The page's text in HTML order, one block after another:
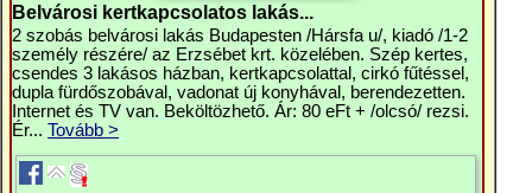
Belvárosi kertkapcsolatos lakás...
2 szobás belvárosi lakás Budapesten /Hársfa u/, kiadó /1-2
személy részére/ az Erzsébet krt. közelében. Szép kertes,
csendes 3 lakásos házban, kertkapcsolattal, cirkó fűtéssel,
dupla fürdőszobával, vadonat új konyhával, berendezetten.
Internet és TV van. Beköltözhető. Ár: 80 eFt + /olcsó/ rezsi.
Ér... Tovább >